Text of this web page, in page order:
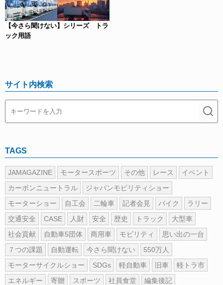
【今さら聞けない】シリーズ トラ
ック用語
サイト内検索
TAGS
JAMAGAZINE モータースポーツ その他 レース
イベント
カーボンニュートラル
ジャパンモビリティショー
モーターショー
自工会 二輪車 記者会見 バイク
ラリー
交通安全
CASE 人財 安全 歴史 トラック
大型車
社会貢献
自動車5団体 商用車 モビリティ
思い出の一台
７つの課題
自動運転 今さら聞けない
550万人
モーターサイクルショー
SDGs 軽自動車 旧車
軽トラ市
エネルギー
寄贈 スポーツ 社員食堂
編集後記